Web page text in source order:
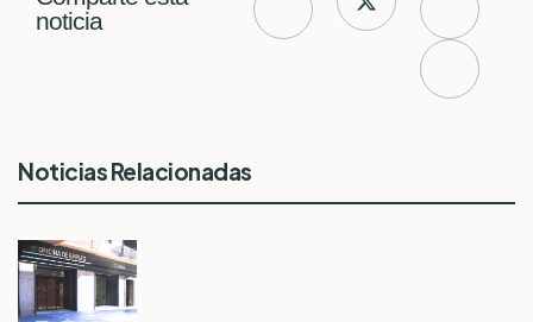
noticia
Noticias Relacionadas